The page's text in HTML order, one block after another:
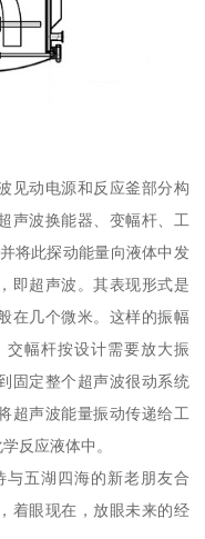
见动电源和反应釜部分构
声波换能器、变幅杆、工
将此探动能量向液体中发
即超声波。其表现形式是
在几个微米。这样的振幅
幅杆按设计需要放大振
固定整个超声波很动系统
超声波能量振动传递给工
反应液体中。
五湖四海的新老朋友合
着眼现在，放眼未来的经